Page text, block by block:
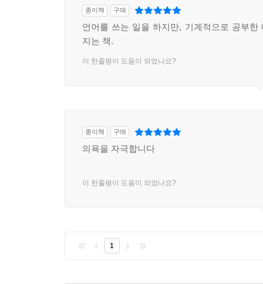
영위하였다. 공유하는 문자가 있어 음성언어로
이 책은 한자 문명권의 언어인 한문, 중국어, 일
파악하게 했다.
문체와 수사법, 독특한 행문(行文) 습관, 고유명
2) 중국어도 한자로 표기하지만 한문이 아니다.
영위하는 중국의 언어이다. 중국어도 중국어 나
3) 일본어가 한국어와 같은 교착어에 속하기 때
저자는 중국어와 일본어 학습에 한문 학습이 꼭
종이책 구매
언어를 쓰는 일을 하지만, 기계적으로 공부한
지는 책.
이 한줄평이 도움이 되었나요?
종이책 구매
의욕을 자극합니다
이 한줄평이 도움이 되었나요?
1